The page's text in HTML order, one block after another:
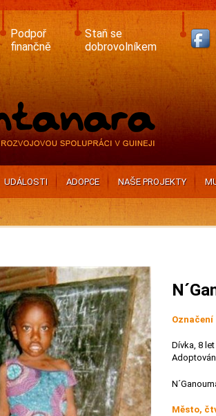
Podpoř
finančně
Staň se
dobrovolníkem
UDÁLOSTI ADOPCE NAŠE PROJEKTY
Dívka, 8 let
Město,